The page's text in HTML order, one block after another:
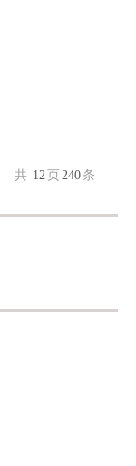
共 12 页 240 条